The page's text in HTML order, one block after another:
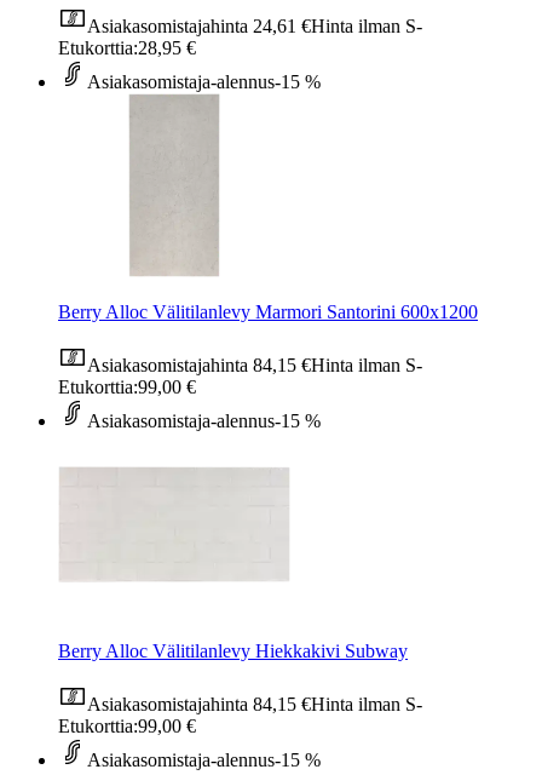
Asiakasomistajahinta 24,61 €Hinta ilman S-
Etukorttia:28,95 €
Asiakasomistaja-alennus-15 %
Berry Alloc Välitilanlevy Marmori Santorini 600x1200
Asiakasomistajahinta 84,15 €Hinta ilman S-
Etukorttia:99,00 €
Asiakasomistaja-alennus-15 %
Berry Alloc Välitilanlevy Hiekkakivi Subway
Asiakasomistajahinta 84,15 €Hinta ilman S-
Etukorttia:99,00 €
Asiakasomistaja-alennus-15 %